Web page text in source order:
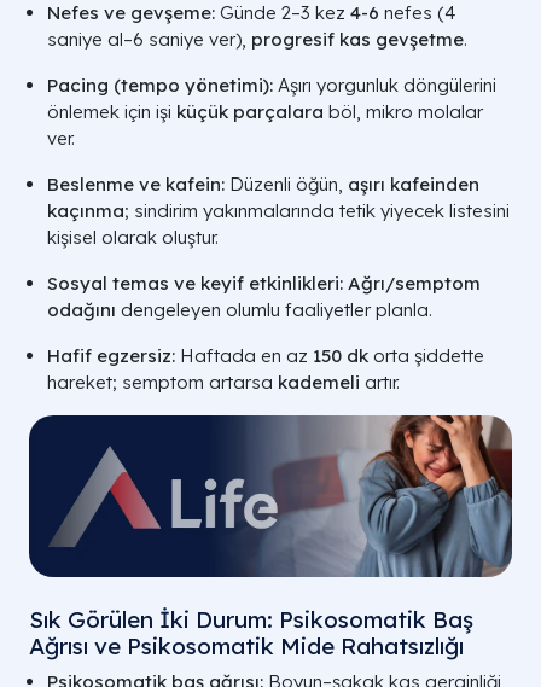
Nefes ve gevşeme: Günde 2–3 kez 4-6 nefes (4
saniye al–6 saniye ver), progresif kas gevşetme.
Pacing (tempo yönetimi): Aşırı yorgunluk döngülerini
önlemek için işi küçük parçalara böl, mikro molalar
ver.
Beslenme ve kafein: Düzenli öğün, aşırı kafeinden
kaçınma; sindirim yakınmalarında tetik yiyecek listesini
kişisel olarak oluştur.
Sosyal temas ve keyif etkinlikleri: Ağrı/semptom
odağını dengeleyen olumlu faaliyetler planla.
Hafif egzersiz: Haftada en az 150 dk orta şiddette
hareket; semptom artarsa kademeli artır.
Sık Görülen İki Durum: Psikosomatik Baş
Ağrısı ve Psikosomatik Mide Rahatsızlığı
Psikosomatik baş ağrısı: Boyun–şakak kas gerginliği,